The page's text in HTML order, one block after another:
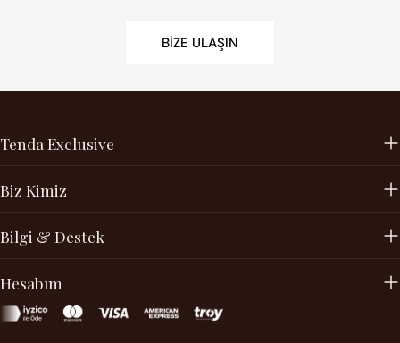
BIZE ULAŞIN
Tenda Exclusive
Biz Kimiz
Bilgi & Destek
Hesabım